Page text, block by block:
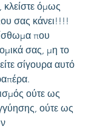
κλείστε όμως
σας κάνει!!!!
που
σας, μη το
σίγουρα αυτό
ούτε ως
ούτε ως